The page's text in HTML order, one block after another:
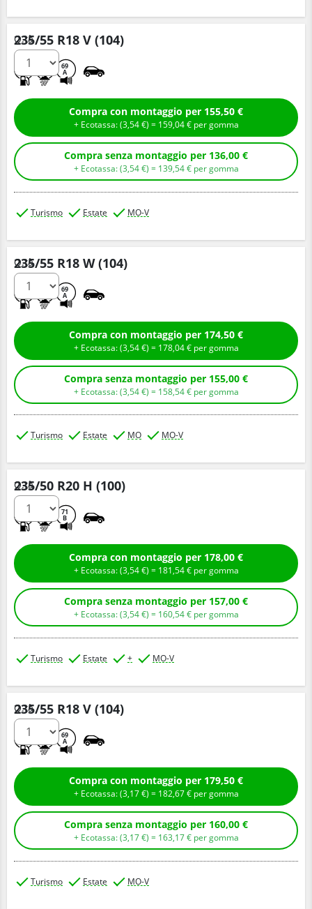
235/55 R18 V (104)
69
A
Q.tà
Compra con montaggio per 155,50 €
+ Ecotassa: (3,54€ ) = 159,04€ per gomma
Compra senza montaggio per 136,00 €
+ Ecotassa: (3,54€ ) = 139,54€ per gomma
Turismo Estate MO-V
235/55 R18 W (104)
69
A
Q.tà
Compra con montaggio per 174,50 €
+ Ecotassa: (3,54€ ) = 178,04€ per gomma
Compra senza montaggio per 155,00 €
+ Ecotassa: (3,54€ ) = 158,54€ per gomma
Turismo Estate MO MO-V
235/50 R20 H (100)
71
B
Q.tà
Compra con montaggio per 178,00 €
+ Ecotassa: (3,54€ ) = 181,54€ per gomma
Compra senza montaggio per 157,00 €
+ Ecotassa: (3,54€ ) = 160,54€ per gomma
Turismo Estate + MO-V
235/55 R18 V (104)
69
A
Q.tà
Compra con montaggio per 179,50 €
+ Ecotassa: (3,17€ ) = 182,67€ per gomma
Compra senza montaggio per 160,00 €
+ Ecotassa: (3,17€ ) = 163,17€ per gomma
Turismo Estate MO-V